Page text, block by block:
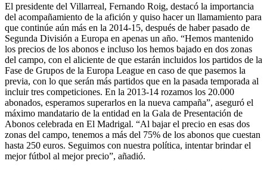
El presidente del Villarreal, Fernando Roig, destacó la importancia
del acompañamiento de la afición y quiso hacer un llamamiento para
que continúe aún más en la 2014-15, después de haber pasado de
Segunda División a Europa en apenas un año. “Hemos mantenido
los precios de los abonos e incluso los hemos bajado en dos zonas
del campo, con el aliciente de que estarán incluidos los partidos de la
Fase de Grupos de la Europa League en caso de que pasemos la
previa, con lo que serán más partidos que en la pasada temporada al
incluir tres competiciones. En la 2013-14 rozamos los 20.000
abonados, esperamos superarlos en la nueva campaña”, aseguró el
máximo mandatario de la entidad en la Gala de Presentación de
Abonos celebrada en El Madrigal. “Al bajar el precio en esas dos
zonas del campo, tenemos a más del 75% de los abonos que cuestan
hasta 250 euros. Seguimos con nuestra política, intentar brindar el
mejor fútbol al mejor precio”, añadió.